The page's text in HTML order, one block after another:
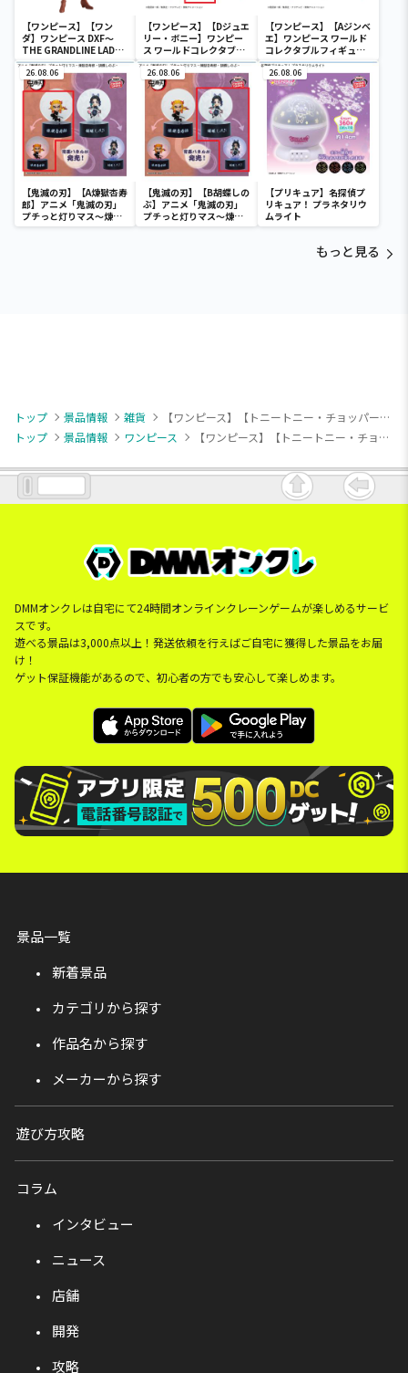
【ワンピース】【ワン
ダ】ワンピース DXF～
THE GRANDLINE LADY
～ワノ国 vol.10
【ワンピース】【Dジュエ
リー・ボニー】ワンピー
ス ワールドコレクタブル
フィギュア-宴1-
【ワンピース】【Aジンベ
エ】ワンピース ワールド
コレクタブルフィギュア-
宴1-
26.08.06
【鬼滅の刃】【A煉獄杏寿
郎】アニメ「鬼滅の刃」
プチっと灯りマス～煉獄
杏寿郎・胡蝶しのぶ～
26.08.06
【鬼滅の刃】【B胡蝶しの
ぶ】アニメ「鬼滅の刃」
プチっと灯りマス～煉獄
杏寿郎・胡蝶しのぶ～
26.08.06
【プリキュア】名探偵プ
リキュア！ プラネタリウ
ムライト
もっと見る
トップ 景品情報 雑貨
【ワンピース】【トニートニー・チョッパー】ワンピース トニートニー・チョッパー ルームライト -奇跡の桜-
トップ
景品情報 ワンピース 【ワンピース】【トニートニー・チョッパー】ワンピース トニートニー・チョッパー ルームライト -奇跡の桜-
DMMオンクレは自宅にて24時間オンラインクレーンゲームが楽しめるサービ
スです。
遊べる景品は3,000点以上！発送依頼を行えばご自宅に獲得した景品をお届
け！
ゲット保証機能があるので、初心者の方でも安心して楽しめます。
景品一覧
新着景品
カテゴリから探す
作品名から探す
メーカーから探す
遊び方攻略
コラム
インタビュー
ニュース
店舗
開発
攻略